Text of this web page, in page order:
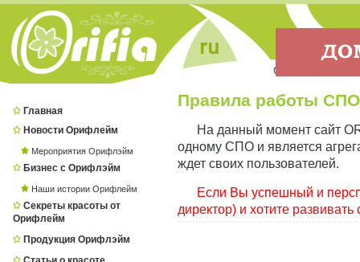
Главная
Новости Орифлейм
Мероприятия Орифлэйм
Бизнес с Орифлэйм
Наши истории Орифлейм
Секреты красоты от
Орифлейм
Продукция Орифлэйм
Правила работы СПО
На данный момент сайт
одному СПО и является
ждет своих пользователей.
Если Вы успешный и
директор) и хотите развивать